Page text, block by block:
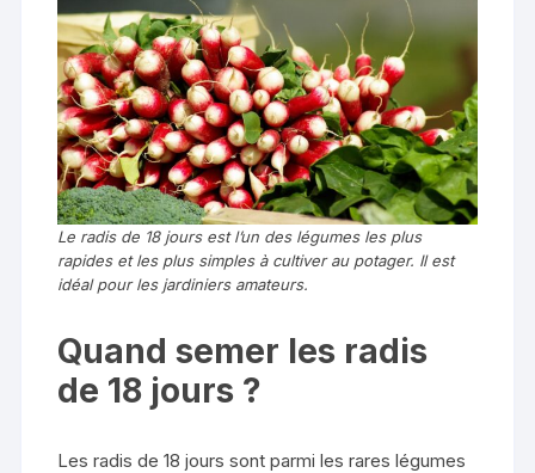
Le radis de 18 jours est l’un des légumes les plus
rapides et les plus simples à cultiver au potager. Il est
idéal pour les jardiniers amateurs.
Quand semer les radis
de 18 jours ?
Les radis de 18 jours sont parmi les rares légumes